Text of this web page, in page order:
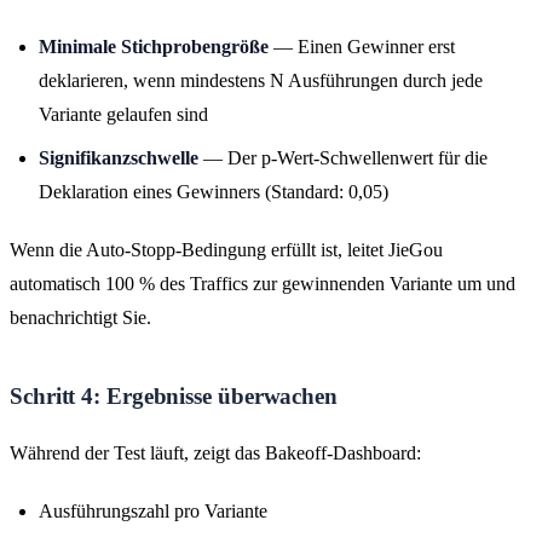
Minimale Stichprobengröße — Einen Gewinner erst
deklarieren, wenn mindestens N Ausführungen durch jede
Variante gelaufen sind
Signifikanzschwelle — Der p-Wert-Schwellenwert für die
Deklaration eines Gewinners (Standard: 0,05)
Wenn die Auto-Stopp-Bedingung erfüllt ist, leitet JieGou
automatisch 100 % des Traffics zur gewinnenden Variante um und
benachrichtigt Sie.
Schritt 4: Ergebnisse überwachen
Während der Test läuft, zeigt das Bakeoff-Dashboard:
Ausführungszahl pro Variante